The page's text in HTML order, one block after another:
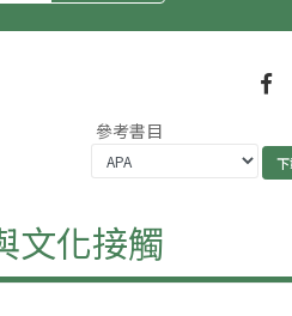
參考書目
文化接觸